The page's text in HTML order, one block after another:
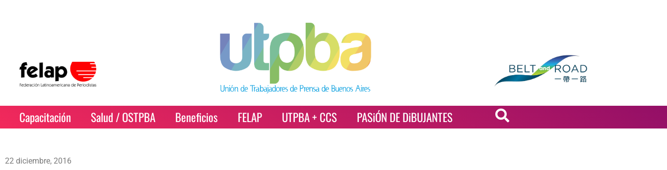
Capacitación Salud / OSTPBA Beneficios FELAP UTPBA + CCS PASiÓN DE DiBUJANTES
22 diciembre, 2016